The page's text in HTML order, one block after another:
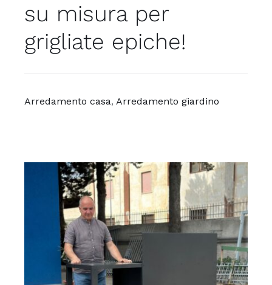
Progetti
Contatti
su misura per
grigliate epiche!
Arredamento casa, Arredamento giardino